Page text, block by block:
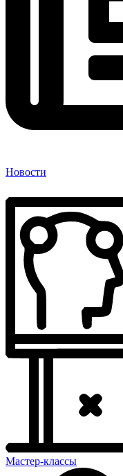
Новости
Мастер-классы